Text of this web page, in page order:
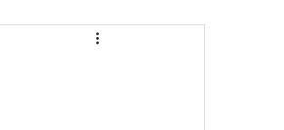
オンラインshop